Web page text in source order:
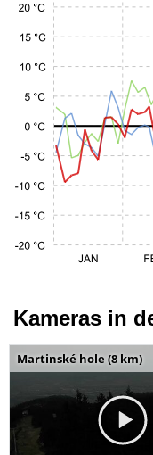
Kameras in
Martinské hole (8 km)